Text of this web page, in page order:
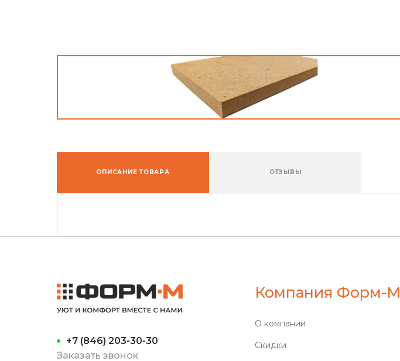
ОПИСАНИЕ ТОВАРА ОТЗЫВЫ
+7 (846) 203-30-30
Заказать звонок
Компания Форм-М
О компании
Скидки